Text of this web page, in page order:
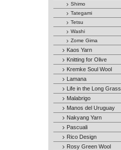
Shimo
Tategami
Tetsu
Washi
Zome Gima
Kaos Yarn
Knitting for Olive
Kremke Soul Wool
Lamana
Life in the Long Grass
Malabrigo
Manos del Uruguay
Nakyang Yarn
Pascuali
Rico Design
Rosy Green Wool